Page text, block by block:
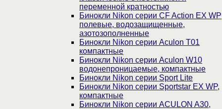
переменной кратностью
Бинокли Nikon серии СF Action EX WP
полевые, водозащищенные,
азотозополненные
Бинокли Nikon серии Aculon T01
компактные
Бинокли Nikon серии Aculon W10
водонепроницаемые, компактные
Бинокли Nikon серии Sport Lite
Бинокли Nikon серии Sportstar EX WP,
компактные
Бинокли Nikon серии ACULON A30,